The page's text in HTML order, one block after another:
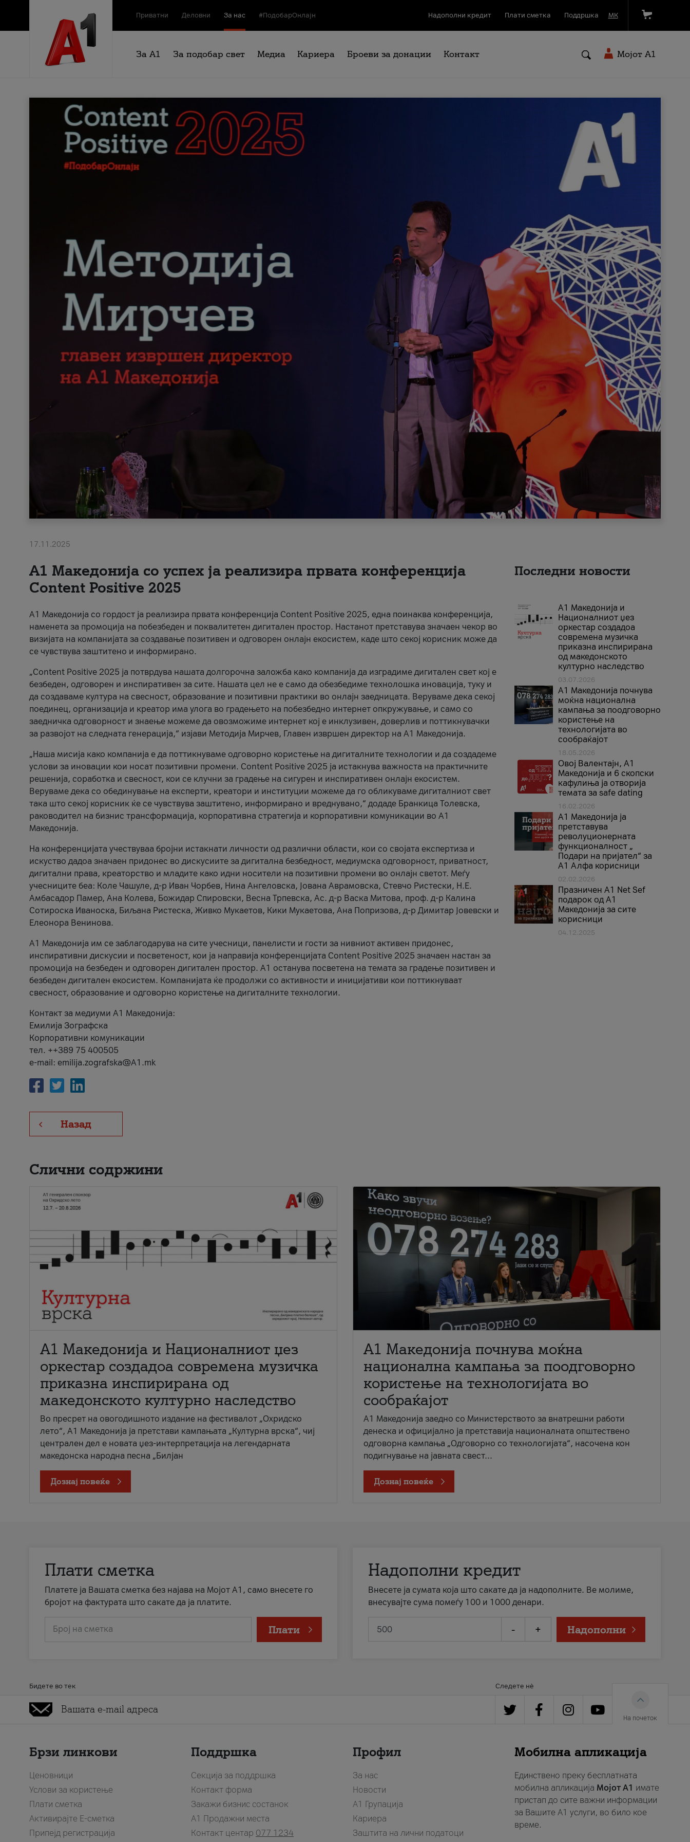
Приватни Деловни За нас #ПодобарОнлајн Надополни кредит Плати сметка Поддршка МК
За А1 За подобар свет Медиа Кариера Броеви за донации Контакт Мојот A1
17.11.2025
А1 Македонија со успех ја реализира првата конференција
Content Positive 2025
А1 Македонија со гордост ја реализира првата конференција Content Positive 2025, една поинаква конференција,
наменета за промоција на побезбеден и поквалитетен дигитален простор. Настанот претставува значаен чекор во
визијата на компанијата за создавање позитивен и одговорен онлајн екосистем, каде што секој корисник може да
се чувствува заштитено и информирано.
„Content Positive 2025 ја потврдува нашата долгорочна заложба како компанија да изградиме дигитален свет кој е
безбеден, одговорен и инспиративен за сите. Нашата цел не е само да обезбедиме технолошка иновација, туку и
да создаваме култура на свесност, образование и позитивни практики во онлајн заедницата. Веруваме дека секој
поединец, организација и креатор има улога во градењето на побезбедно интернет опкружување, и само со
заедничка одговорност и знаење можеме да овозможиме интернет кој е инклузивен, доверлив и поттикнувачки
за развојот на следната генерација,“ изјави Методија Мирчев, Главен извршен директор на А1 Македонија.
„Наша мисија како компанија е да поттикнуваме одговорно користење на дигиталните технологии и да создадеме
услови за иновации кои носат позитивни промени. Content Positive 2025 ја истакнува важноста на практичните
решенија, соработка и свесност, кои се клучни за градење на сигурен и инспиративен онлајн екосистем.
Веруваме дека со обединување на експерти, креатори и институции можеме да го обликуваме дигиталниот свет
така што секој корисник ќе се чувствува заштитено, информирано и вреднувано,“ додаде Бранкица Толевска,
раководител на бизнис трансформација, корпоративна стратегија и корпоративни комуникации во А1
Македонија.
На конференцијата учествуваа бројни истакнати личности од различни области, кои со својата експертиза и
искуство дадоа значаен придонес во дискусиите за дигитална безбедност, медиумска одговорност, приватност,
дигитални права, креаторство и младите како идни носители на позитивни промени во онлајн светот. Меѓу
учесниците беа: Коле Чашуле, д-р Иван Чорбев, Нина Ангеловска, Јована Аврамовска, Стевчо Ристески, Н.Е.
Амбасадор Памер, Ана Колева, Божидар Спировски, Весна Трпевска, Ас. д-р Васка Митова, проф. д-р Калина
Сотироска Иваноска, Биљана Ристеска, Живко Мукаетов, Кики Мукаетова, Ана Попризова, д-р Димитар Јовевски и
Елеонора Венинова.
А1 Македонија им се заблагодарува на сите учесници, панелисти и гости за нивниот активен придонес,
инспиративни дискусии и посветеност, кои ја направија конференцијата Content Positive 2025 значаен настан за
промоција на безбеден и одговорен дигитален простор. А1 останува посветена на темата за градење позитивен и
безбеден дигитален екосистем. Компанијата ќе продолжи со активности и иницијативи кои поттикнуваат
свесност, образование и одговорно користење на дигиталните технологии.
Контакт за медиуми А1 Македонија:
Емилија Зографска
Корпоративни комуникации
тел. ++389 75 400505
e-mail: emilija.zografska@A1.mk
Назад
Последни новости
А1 Македонија и
Националниот џез
оркестар создадоа
современа музичка
приказна инспирирана
од македонското
културно наследство
03.07.2026
A1 Македонија почнува
моќна национална
кампања за поодговорно
користење на
технологијата во
сообраќајот
18.05.2026
Овој Валентајн, A1
Македонија и 6 скопски
кафулиња ја отворија
темата за safe dating
16.02.2026
А1 Македонија ја
претставува
револуционерната
функционалност „
Подари на пријател“ за
А1 Алфа корисници
02.02.2026
Празничен A1 Net Sеf
подарок од А1
Македонија за сите
корисници
04.12.2025
Слични содржини
А1 Македонија и Националниот џез
оркестар создадоа современа музичка
приказна инспирирана од
македонското културно наследство
Во пресрет на овогодишното издание на фестивалот „Охридско
лето“, А1 Македонија ја претстави кампањата „Културна врска“, чиј
централен дел е новата џез-интерпретација на легендарната
македонска народна песна „Билјан
Дознај повеќе
A1 Македонија почнува моќна
национална кампања за поодговорно
користење на технологијата во
сообраќајот
A1 Македонија заедно со Министерството за внатрешни работи
денеска и официјално ја претставија националната општествено
одговорна кампања „Одговорно со технологијата“, насочена кон
подигнување на јавната свест...
Дознај повеќе
Плати сметка
Платете ја Вашата сметка без најава на Мојот А1, само внесете го
бројот на фактурата што сакате да ја платите.
Број на сметка Плати
Надополни кредит
Внесете ја сумата која што сакате да ја надополните. Ве молиме,
внесувајте сума помеѓу 100 и 1000 денари.
- + Надополни
Бидете во тек Следете нè
На почеток
Брзи линкови
Ценовници
Услови за користење
Плати сметка
Активирајте Е-сметка
Припејд регистрација
Поддршка
Секција за поддршка
Контакт форма
Закажи бизнис состанок
A1 Продажни места
Контакт центар 077 1234
Профил
За нас
Новости
А1 Групација
Кариера
Заштита на лични податоци
Мобилна апликација
Единствено преку бесплатната
мобилна апликација Мојот A1 имате
пристап до сите важни информации
за Вашите A1 услуги, во било кое
време.